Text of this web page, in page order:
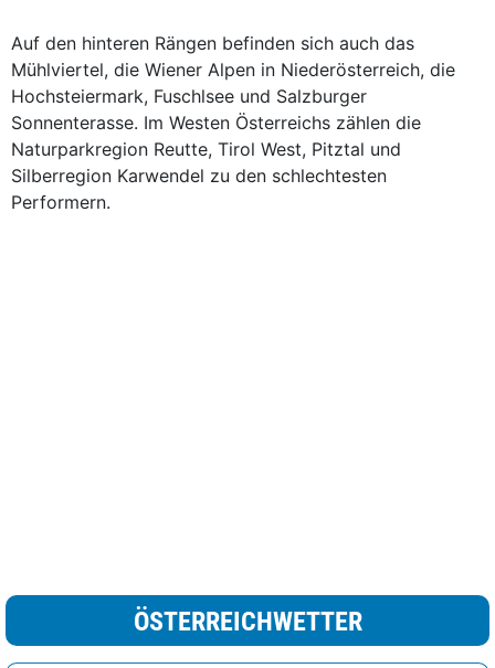
Auf den hinteren Rängen befinden sich auch das
Mühlviertel, die Wiener Alpen in Niederösterreich, die
Hochsteiermark, Fuschlsee und Salzburger
Sonnenterasse. Im Westen Österreichs zählen die
Naturparkregion Reutte, Tirol West, Pitztal und
Silberregion Karwendel zu den schlechtesten
Performern.
ÖSTERREICHWETTER